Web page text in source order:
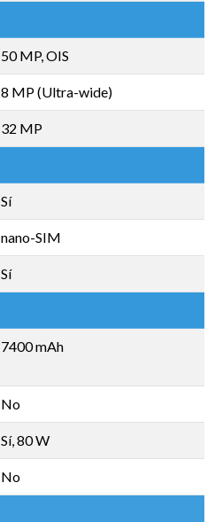
50 MP, OIS
8 MP (Ultra-wide)
32 MP
Sí
nano-SIM
Sí
7400 mAh
No
Sí, 80 W
No